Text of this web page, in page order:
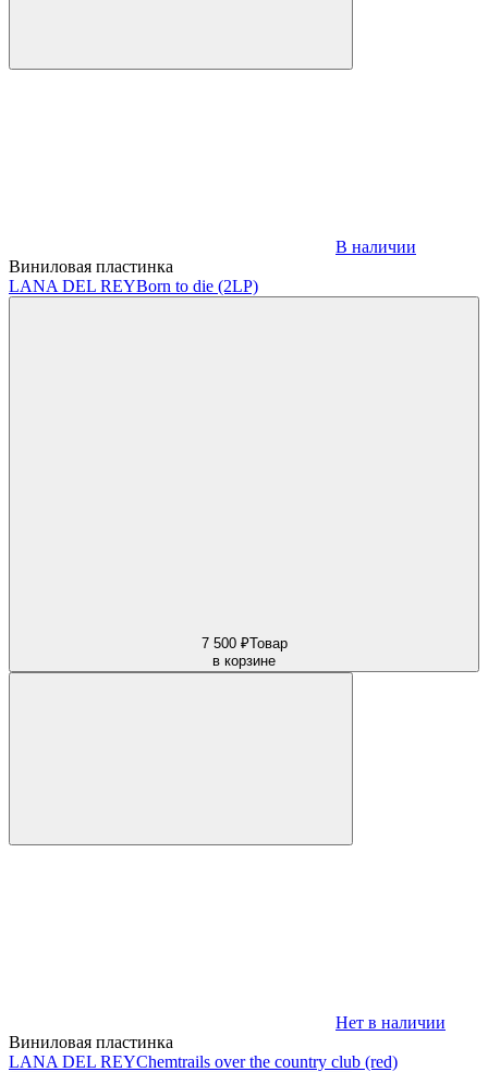
В наличии
Виниловая пластинка
LANA DEL REYBorn to die (2LP)
7 500 ₽Товар
в корзине
Нет в наличии
Виниловая пластинка
LANA DEL REYChemtrails over the country club (red)